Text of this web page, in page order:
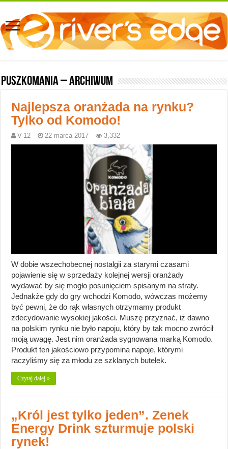
Puszkomania – archiwum
Najlepsza oranżada na rynku?
Tylko od Komodo!
V-12 22 marca 2017 3,332
W dobie wszechobecnej nostalgii za starymi czasami
pojawienie się w sprzedaży kolejnej wersji oranżady
wydawać by się mogło posunięciem spisanym na straty.
Jednakże gdy do gry wchodzi Komodo, wówczas możemy
być pewni, że do rąk własnych otrzymamy produkt
zdecydowanie wysokiej jakości. Muszę przyznać, iż dawno
na polskim rynku nie było napoju, który by tak mocno zwrócił
moją uwagę. Jest nim oranżada sygnowana marką Komodo.
Produkt ten jakościowo przypomina napoje, którymi
raczyliśmy się za młodu ze szklanych butelek.
Czytaj dalej »
„Król jest tylko jeden”. Zenek
Energy Drink szturmuje polski
rynek!